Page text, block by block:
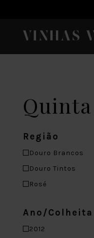
Quinta
Região
Douro Brancos
Douro Tintos
Rosé
Ano/Colheita
2012